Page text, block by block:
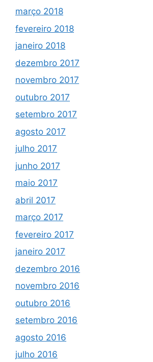
março 2018
fevereiro 2018
janeiro 2018
dezembro 2017
novembro 2017
outubro 2017
setembro 2017
agosto 2017
julho 2017
junho 2017
maio 2017
abril 2017
março 2017
fevereiro 2017
janeiro 2017
dezembro 2016
novembro 2016
outubro 2016
setembro 2016
agosto 2016
julho 2016